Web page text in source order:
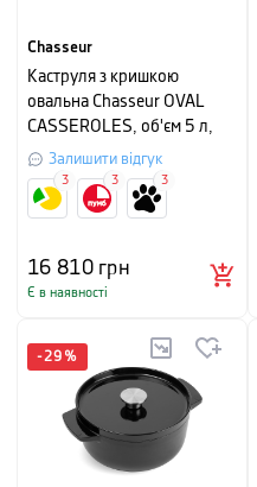
Chasseur
Каструля з кришкою
овальна Chasseur OVAL
CASSEROLES, об'єм 5 л,
діаметр 29 см, сушена
троянда
Залишити відгук
16 810грн
Є в наявності
3 3 3
-29 %